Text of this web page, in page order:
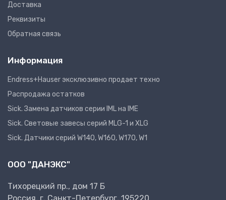
Доставка
Реквизиты
Обратная связь
Информация
Endress+Hauser эксклюзивно продает техно
Распродажа остатков
Sick. Замена датчиков серии IML на IME
Sick. Световые завесы серий MLG-1 и XLG
Sick. Датчики серий W140, W160, W170, W1
ООО "ДАНЭКС"
Тихорецкий пр., дом 17 Б